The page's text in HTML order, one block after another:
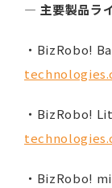
― 主要製品ラ
・BizRobo!
・BizRobo!
・BizRobo!